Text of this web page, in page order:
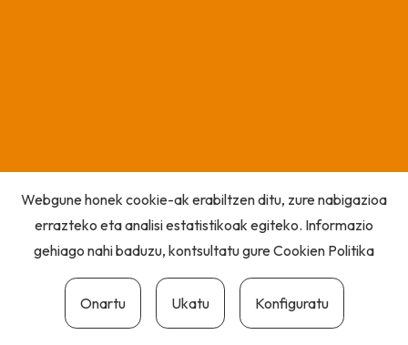
Webgune honek cookie-ak erabiltzen ditu, zure nabigazioa
errazteko eta analisi estatistikoak egiteko. Informazio
gehiago nahi baduzu, kontsultatu gureCookien Politika
Onartu Ukatu Konfiguratu